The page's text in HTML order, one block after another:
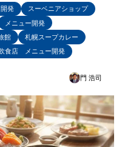
発
スーベニアショップ
メニュー開発
館
札幌スープカレー
食店 メニュー開発
門 浩司